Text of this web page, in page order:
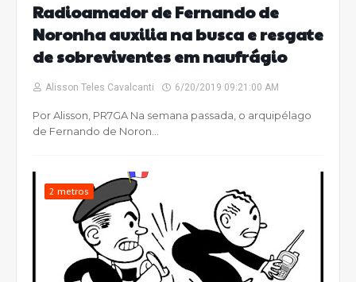
Radioamador de Fernando de
Noronha auxilia na busca e resgate
de sobreviventes em naufrágio
Alisson Teles Cavalcanti 6/20/2019 09:21:00 AM
Por Alisson, PR7GA Na semana passada, o arquipélago
de Fernando de Noron…
2 metros